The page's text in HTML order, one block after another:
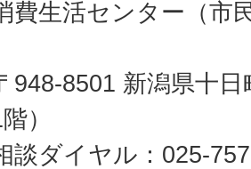
費生活センター（市
948-8501 新潟県十
）
談ダイヤル：025-